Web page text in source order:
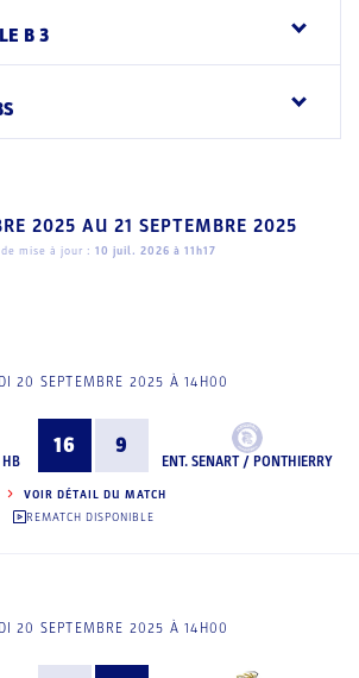
B 3
2025 AU 21 SEPTEMBRE 2025
mise à jour : 10 juil. 2026 à 11h17
20 SEPTEMBRE 2025 À 14H00
HB
16 9
ENT. SENART / PONTHIERRY
VOIR DÉTAIL DU MATCH
REMATCH DISPONIBLE
20 SEPTEMBRE 2025 À 14H00